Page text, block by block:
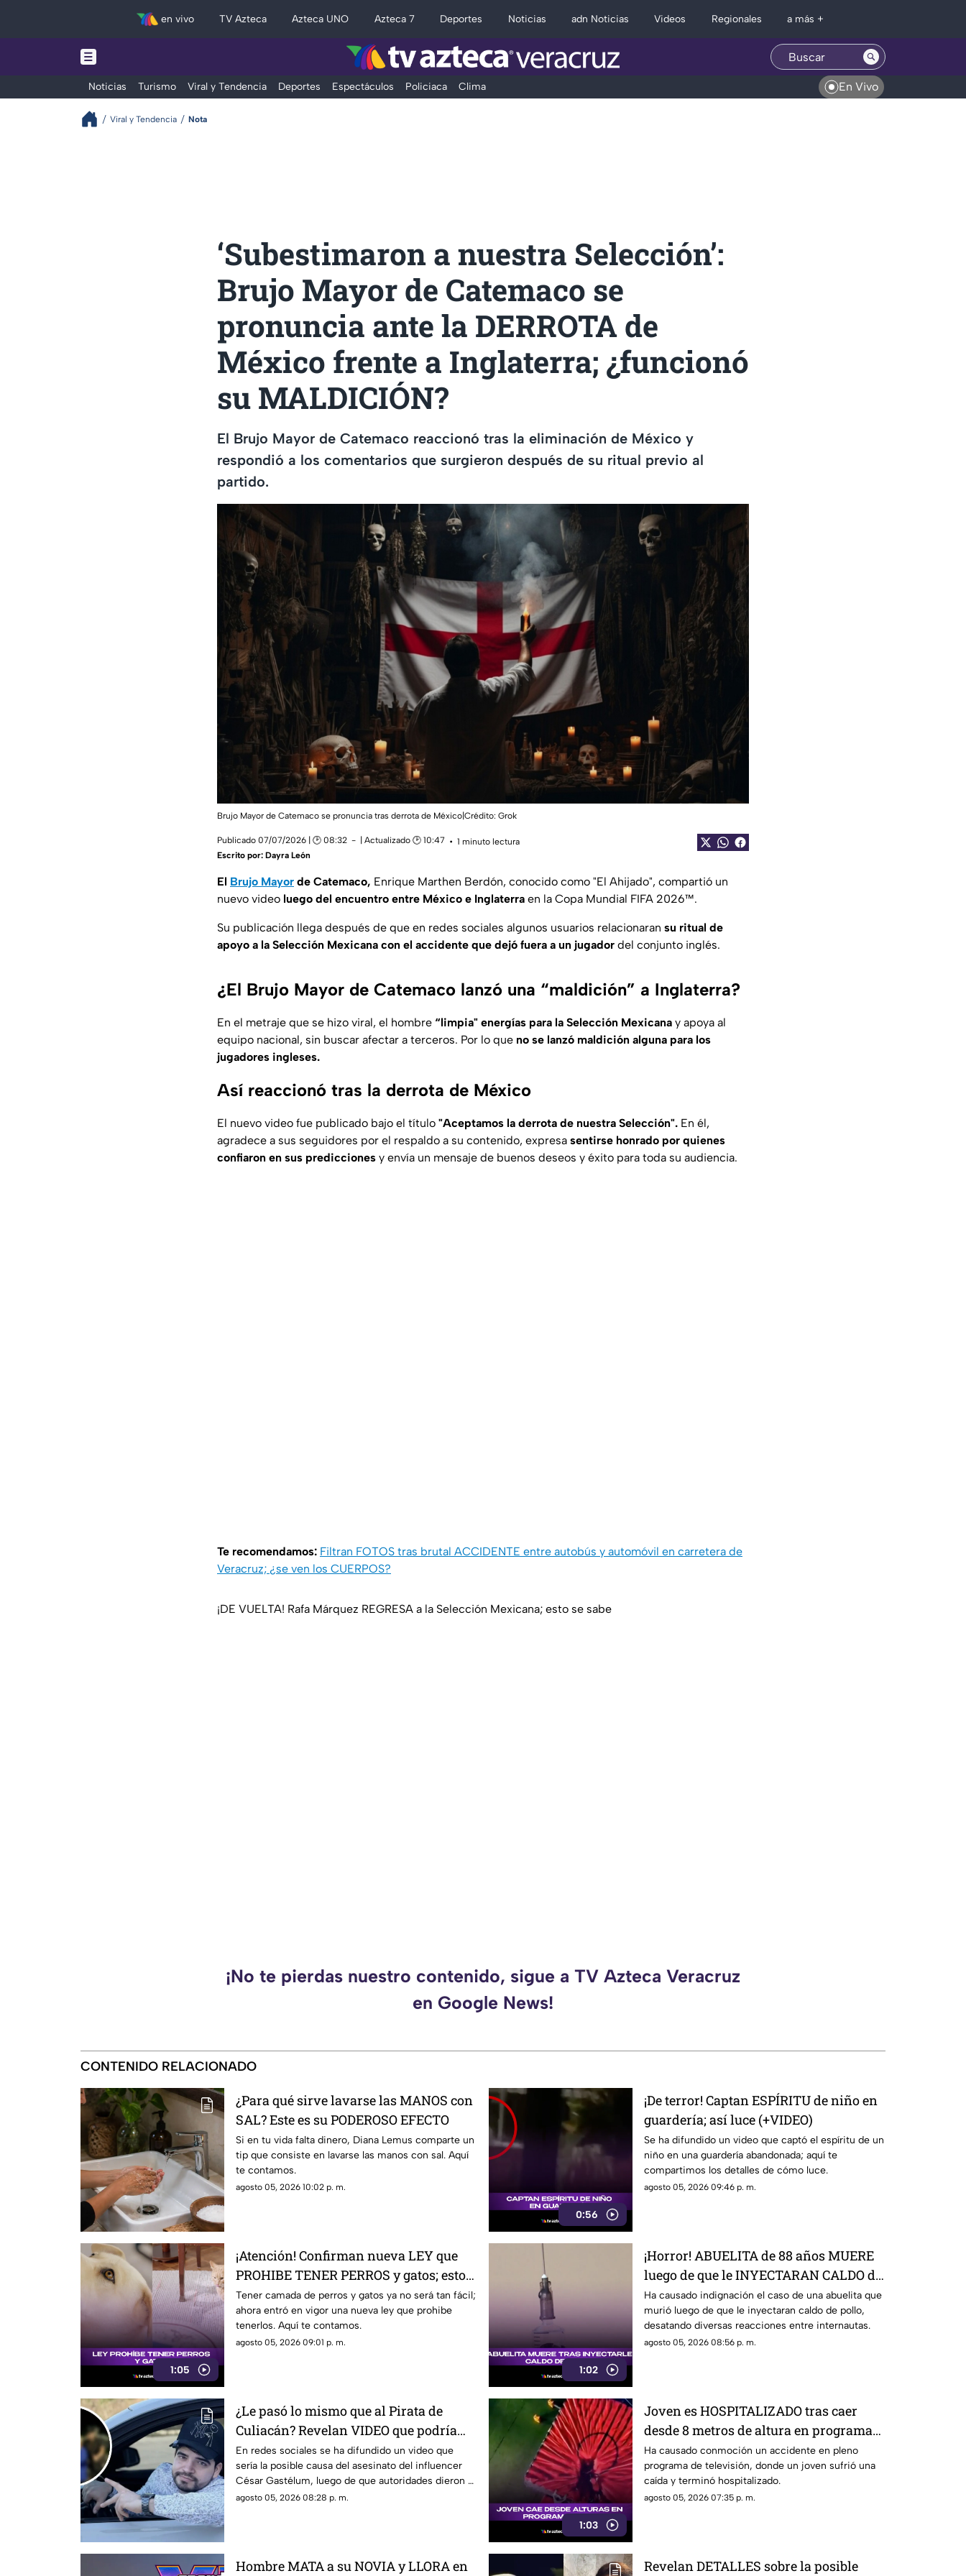
en vivo TV Azteca Azteca UNO Azteca 7 Deportes Noticias adn Noticias Videos Regionales a más +
Noticias Turismo Viral y Tendencia Deportes Espectáculos Policiaca Clima En Vivo
Viral y Tendencia Nota
‘Subestimaron a nuestra Selección’:
Brujo Mayor de Catemaco se
pronuncia ante la DERROTA de
México frente a Inglaterra; ¿funcionó
su MALDICIÓN?
El Brujo Mayor de Catemaco reaccionó tras la eliminación de México y
respondió a los comentarios que surgieron después de su ritual previo al
partido.
Brujo Mayor de Catemaco se pronuncia tras derrota de México|Crédito: Grok
Publicado 07/07/2026 | 🕑 08:32 | Actualizado 🕑 10:47
1 minuto lectura
Escrito por: Dayra León
El Brujo Mayor de Catemaco, Enrique Marthen Berdón, conocido como "El Ahijado", compartió un
nuevo video luego del encuentro entre México e Inglaterra en la Copa Mundial FIFA 2026™.
Su publicación llega después de que en redes sociales algunos usuarios relacionaran su ritual de
apoyo a la Selección Mexicana con el accidente que dejó fuera a un jugador del conjunto inglés.
¿El Brujo Mayor de Catemaco lanzó una “maldición” a Inglaterra?
En el metraje que se hizo viral, el hombre “limpia" energías para la Selección Mexicana y apoya al
equipo nacional, sin buscar afectar a terceros. Por lo que no se lanzó maldición alguna para los
jugadores ingleses.
Así reaccionó tras la derrota de México
El nuevo video fue publicado bajo el título "Aceptamos la derrota de nuestra Selección". En él,
agradece a sus seguidores por el respaldo a su contenido, expresa sentirse honrado por quienes
confiaron en sus predicciones y envía un mensaje de buenos deseos y éxito para toda su audiencia.
Te recomendamos: Filtran FOTOS tras brutal ACCIDENTE entre autobús y automóvil en carretera de
Veracruz; ¿se ven los CUERPOS?
¡DE VUELTA! Rafa Márquez REGRESA a la Selección Mexicana; esto se sabe
¡No te pierdas nuestro contenido, sigue a TV Azteca Veracruz
en Google News!
CONTENIDO RELACIONADO
¿Para qué sirve lavarse las MANOS con
SAL? Este es su PODEROSO EFECTO
Si en tu vida falta dinero, Diana Lemus comparte un
tip que consiste en lavarse las manos con sal. Aquí
te contamos.
agosto 05, 2026 10:02 p. m.
0:56
¡De terror! Captan ESPÍRITU de niño en
guardería; así luce (+VIDEO)
Se ha difundido un video que captó el espíritu de un
niño en una guardería abandonada; aquí te
compartimos los detalles de cómo luce.
agosto 05, 2026 09:46 p. m.
1:05
¡Atención! Confirman nueva LEY que
PROHIBE TENER PERROS y gatos; esto
se sabe
Tener camada de perros y gatos ya no será tan fácil;
ahora entró en vigor una nueva ley que prohibe
tenerlos. Aquí te contamos.
agosto 05, 2026 09:01 p. m.
1:02
¡Horror! ABUELITA de 88 años MUERE
luego de que le INYECTARAN CALDO de
pollo
Ha causado indignación el caso de una abuelita que
murió luego de que le inyectaran caldo de pollo,
desatando diversas reacciones entre internautas.
agosto 05, 2026 08:56 p. m.
¿Le pasó lo mismo que al Pirata de
Culiacán? Revelan VIDEO que podría
ser la causa del asesinato de César
Gastélum
En redes sociales se ha difundido un video que
sería la posible causa del asesinato del influencer
César Gastélum, luego de que autoridades dieron a
conocer una de las líneas de investigación.
agosto 05, 2026 08:28 p. m.
1:03
Joven es HOSPITALIZADO tras caer
desde 8 metros de altura en programa
de televisión (+VIDEO)
Ha causado conmoción un accidente en pleno
programa de televisión, donde un joven sufrió una
caída y terminó hospitalizado.
agosto 05, 2026 07:35 p. m.
Hombre MATA a su NOVIA y LLORA en Revelan DETALLES sobre la posible